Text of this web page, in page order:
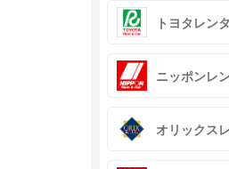
トヨタレン
ニッポンレ
オリックス